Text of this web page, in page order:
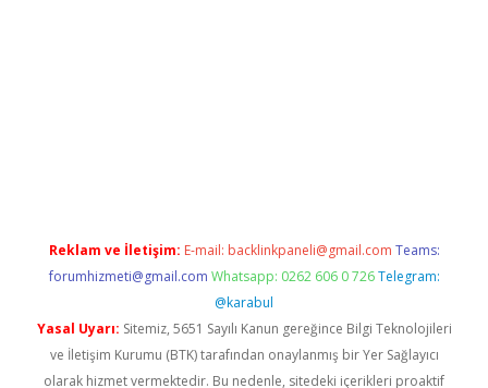
Reklam ve İletişim: E-mail: backlinkpaneli@gmail.com Teams:
forumhizmeti@gmail.com Whatsapp: 0262 606 0 726 Telegram:
@karabul
Yasal Uyarı: Sitemiz, 5651 Sayılı Kanun gereğince Bilgi Teknolojileri
ve İletişim Kurumu (BTK) tarafından onaylanmış bir Yer Sağlayıcı
olarak hizmet vermektedir. Bu nedenle, sitedeki içerikleri proaktif